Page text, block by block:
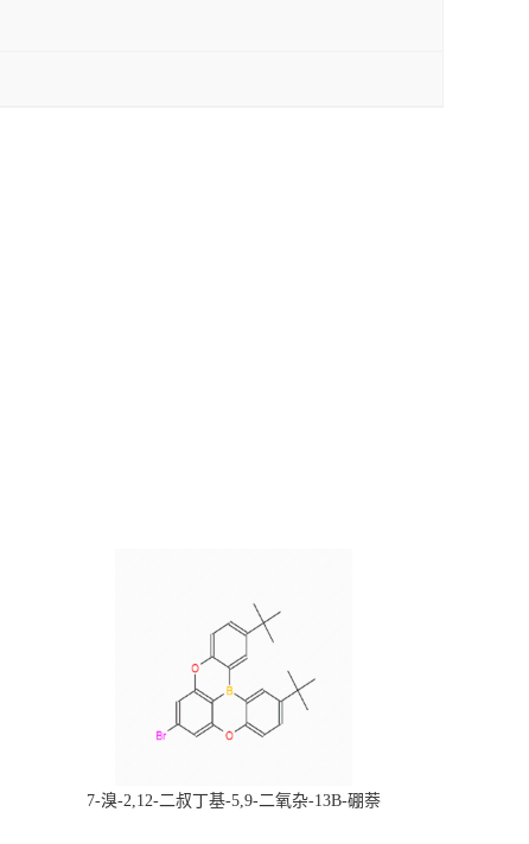
7-溴-2,12-二叔丁基-5,9-二氧杂-13B-硼萘